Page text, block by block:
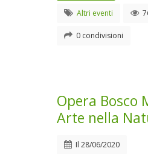
Altri eventi
0 condivisioni
Opera Bosco
Arte nella
Il 28/06/2020